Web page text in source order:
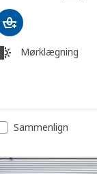
Mørklægning
Sammenlign